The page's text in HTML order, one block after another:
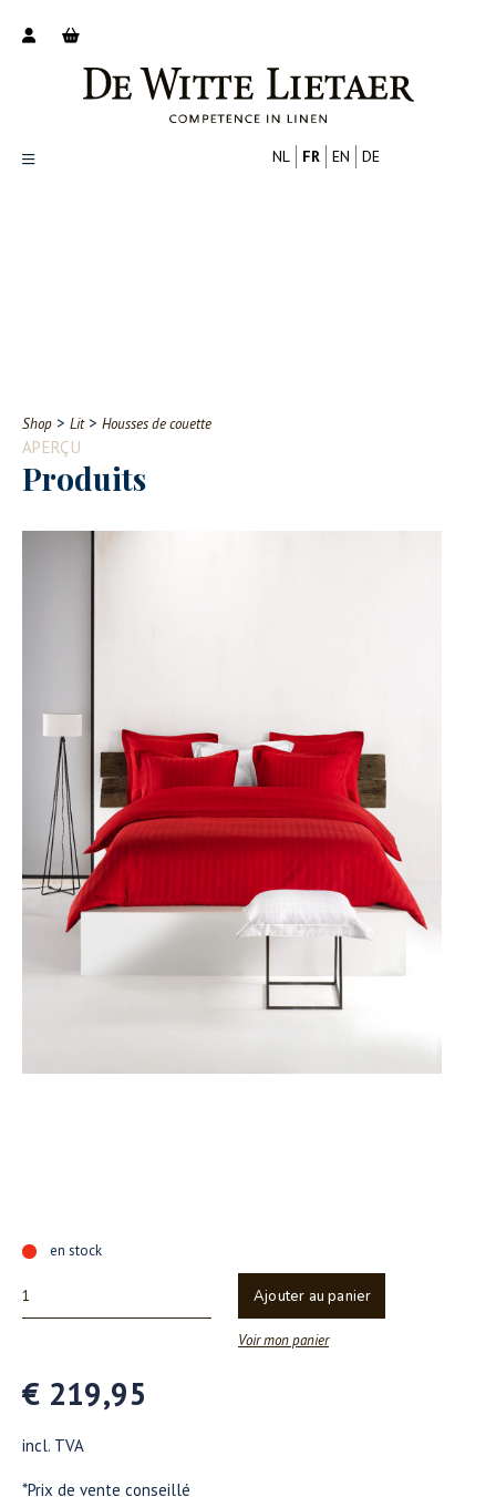
Contact
NL FR EN DE
Shop > Lit> Housses de couette
APERÇU
Produits
en stock
Ajouter au panier
Voir mon panier
€ 219,95
incl. TVA
*Prix de vente conseillé